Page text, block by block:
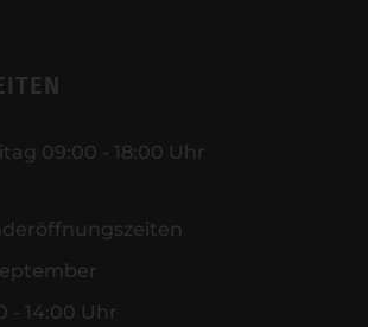
09:00 - 18:00 Uhr
- 14:00 Uhr